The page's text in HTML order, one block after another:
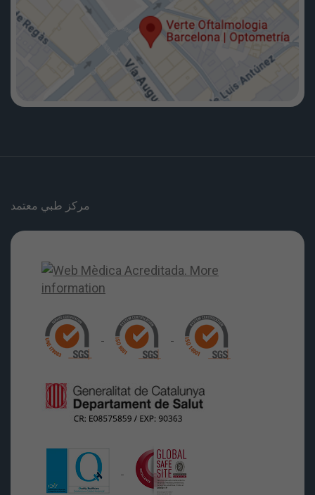
مركز طبي معتمد